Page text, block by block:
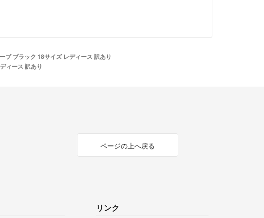
ブ ブラック 18サイズ レディース 訳あり
ィース 訳あり
ページの上へ戻る
リンク